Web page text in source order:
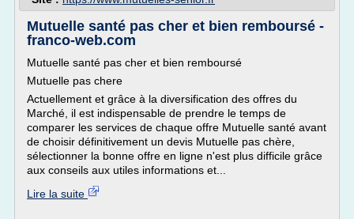
Mutuelle santé pas cher et bien remboursé -
franco-web.com
Mutuelle santé pas cher et bien remboursé
Mutuelle pas chere
Actuellement et grâce à la diversification des offres du
Marché, il est indispensable de prendre le temps de
comparer les services de chaque offre Mutuelle santé avant
de choisir définitivement un devis Mutuelle pas chère,
sélectionner la bonne offre en ligne n'est plus difficile grâce
aux conseils aux utiles informations et...
Lire la suite